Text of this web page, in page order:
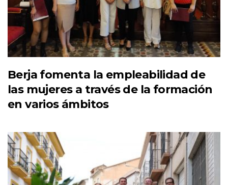
Berja fomenta la empleabilidad de
las mujeres a través de la formación
en varios ámbitos